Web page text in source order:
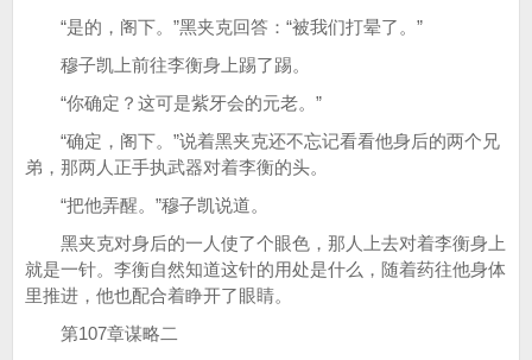
“是的，阁下。”黑夹克回答：“被我们打晕了。”
穆子凯上前往李衡身上踢了踢。
“你确定？这可是紫牙会的元老。”
“确定，阁下。”说着黑夹克还不忘记看看他身后的两个兄
弟，那两人正手执武器对着李衡的头。
“把他弄醒。”穆子凯说道。
黑夹克对身后的一人使了个眼色，那人上去对着李衡身上
就是一针。李衡自然知道这针的用处是什么，随着药往他身体
里推进，他也配合着睁开了眼睛。
第107章谋略二